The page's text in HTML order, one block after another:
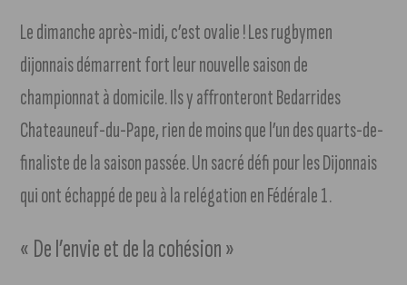
Le dimanche après-midi, c’est ovalie ! Les rugbymen
dijonnais démarrent fort leur nouvelle saison de
championnat à domicile. Ils y affronteront Bedarrides
Chateauneuf-du-Pape, rien de moins que l’un des quarts-de-
finaliste de la saison passée. Un sacré défi pour les Dijonnais
qui ont échappé de peu à la relégation en Fédérale 1.
« De l’envie et de la cohésion »